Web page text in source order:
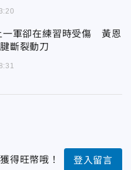
一軍卻在練習時受傷 黃恩
斷裂動刀
得旺幣哦！ 登入留言